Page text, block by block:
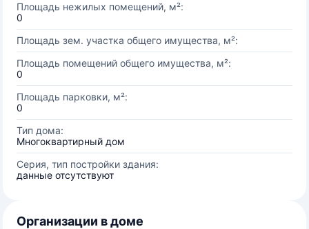
Площадь нежилых помещений, м²:
0
Площадь зем. участка общего имущества, м²:
Площадь помещений общего имущества, м²:
0
Площадь парковки, м²:
0
Тип дома:
Многоквартирный дом
Серия, тип постройки здания:
данные отсутствуют
Организации в доме